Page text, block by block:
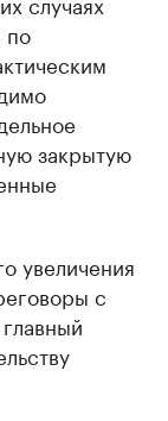
по
закрытую
увеличения
с